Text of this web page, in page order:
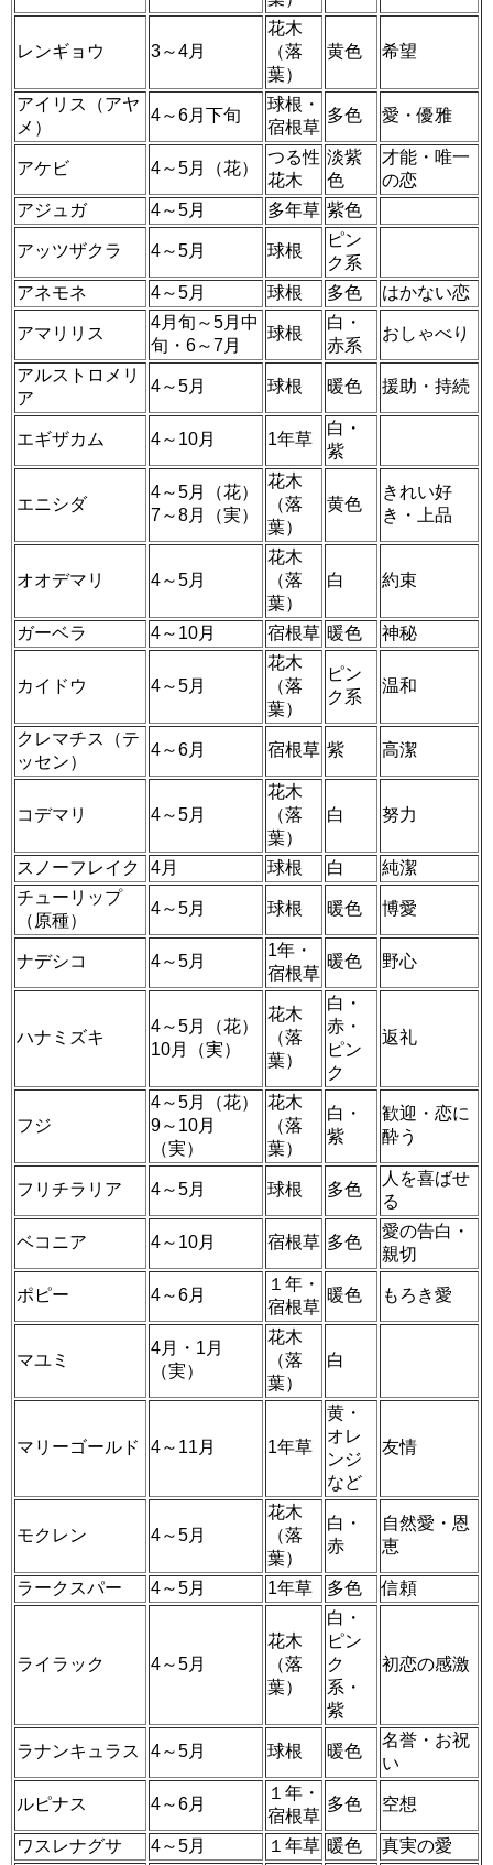
レンギョウ 3～4月
花木
（落
葉）
黄色 希望
アイリス（アヤ
メ）
4～6月下旬
球根・
宿根草
多色 愛・優雅
アケビ 4～5月（花）
つる性
花木
淡紫
色
才能・唯一
の恋
アジュガ
4～5月 多年草 紫色
アッツザクラ 4～5月 球根
ピン
ク系
アネモネ
4～5月 球根 多色 はかない恋
アマリリス
4月旬～5月中
旬・6～7月
球根
白・
赤系
おしゃべり
アルストロメリ
ア
4～5月 球根 暖色 援助・持続
エギザカム 4～10月 1年草
白・
紫
エニシダ
4～5月（花）
7～8月（実）
花木
（落
葉）
黄色
きれい好
き・上品
オオデマリ 4～5月
花木
（落
葉）
白 約束
ガーベラ 4～10月 宿根草 暖色 神秘
カイドウ 4～5月
花木
（落
葉）
ピン
ク系
温和
クレマチス（テ
ッセン）
4～6月 宿根草 紫 高潔
コデマリ 4～5月
花木
（落
葉）
白 努力
スノーフレイク 4月 球根 白
純潔
チューリップ
（原種）
4～5月 球根 暖色 博愛
ナデシコ 4～5月
1年・
宿根草
暖色 野心
ハナミズキ
4～5月（花）
10月（実）
花木
（落
葉）
白・
赤・
ピン
ク
返礼
フジ
4～5月（花）
9～10月
（実）
花木
（落
葉）
白・
紫
歓迎・恋に
酔う
フリチラリア 4～5月 球根 多色
人を喜ばせ
る
ベコニア 4～10月 宿根草 多色
愛の告白・
親切
ポピー 4～6月
１年・
宿根草
暖色 もろき愛
マユミ
4月・1月
（実）
花木
（落
葉）
白
マリーゴールド 4～11月 1年草
黄・
オレ
ンジ
など
友情
モクレン 4～5月
花木
（落
葉）
白・
赤
自然愛・恩
恵
ラークスパー 4～5月 1年草 多色 信頼
ライラック 4～5月
花木
（落
葉）
白・
ピン
ク
系・
紫
初恋の感激
ラナンキュラス 4～5月 球根 暖色
名誉・お祝
い
ルピナス 4～6月
１年・
宿根草
多色 空想
ワスレナグサ 4～5月 １年草 暖色
真実の愛